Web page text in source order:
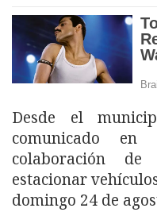
Desde el
comunicado
colaboración
estacionar
domingo 24 de